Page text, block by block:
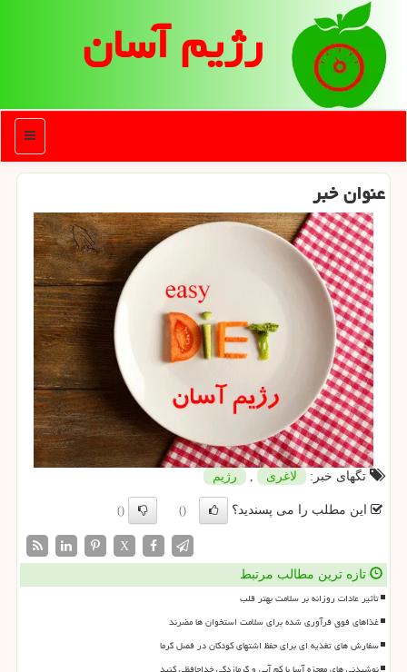
رژیم آسان
منو
عنوان خبر
تگهای خبر: لاغری رژیم
این مطلب را می پسندید؟ ()
()
X
تازه ترین مطالب مرتبط
تأثیر عادات روزانه بر سلامت بهتر قلب
غذاهای فوق فرآوری شده برای سلامت استخوان ها مضرند
سفارش های تغذیه ای برای حفظ اشتهای کودکان در فصل گرما